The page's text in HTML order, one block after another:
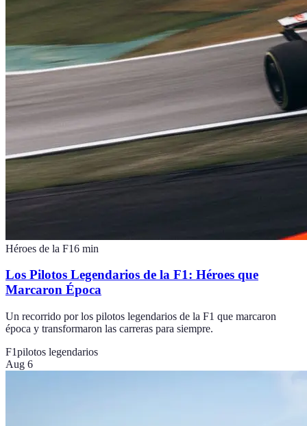
Héroes de la F16 min
Los Pilotos Legendarios de la F1: Héroes que
Marcaron Época
Un recorrido por los pilotos legendarios de la F1 que marcaron
época y transformaron las carreras para siempre.
F1pilotos legendarios
Aug 6